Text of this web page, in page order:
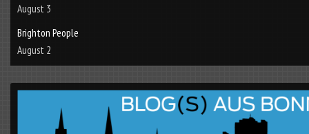
August 3
Brighton People
August 2